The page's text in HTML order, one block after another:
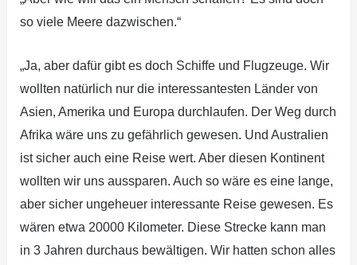
so viele Meere dazwischen.“
„Ja, aber dafür gibt es doch Schiffe und Flugzeuge. Wir
wollten natürlich nur die interessantesten Länder von
Asien, Amerika und Europa durchlaufen. Der Weg durch
Afrika wäre uns zu gefährlich gewesen. Und Australien
ist sicher auch eine Reise wert. Aber diesen Kontinent
wollten wir uns aussparen. Auch so wäre es eine lange,
aber sicher ungeheuer interessante Reise gewesen. Es
wären etwa 20000 Kilometer. Diese Strecke kann man
in 3 Jahren durchaus bewältigen. Wir hatten schon alles